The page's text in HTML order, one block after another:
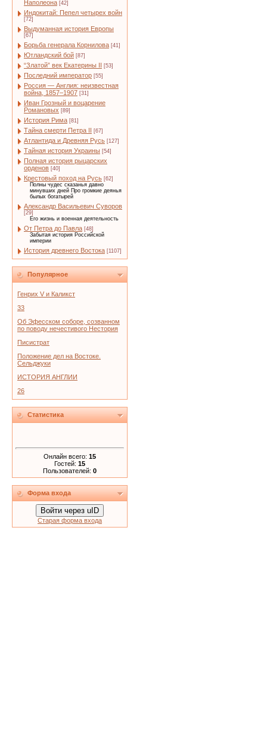
Наполеона [42]
Индокитай: Пепел четырех войн
[72]
Выдуманная история Европы
[67]
Борьба генерала Корнилова [41]
Ютландский бой [87]
“Златой” век Екатерины II [53]
Последний император [55]
Россия — Англия: неизвестная
война, 1857–1907 [31]
Иван Грозный и воцарение
Романовых [89]
История Рима [81]
Тайна смерти Петра II [67]
Атлантида и Древняя Русь [127]
Тайная история Украины [54]
Полная история рыцарских
орденов [40]
Крестовый поход на Русь [62]
Полны чудес сказанья давно
минувших дней Про громкие деянья
былых богатырей
Александр Васильевич Суворов
[29]
Его жизнь и военная деятельность
От Петра до Павла [48]
Забытая история Российской
империи
История древнего Востока [1107]
Популярное
Генрих V и Каликст
33
Об Эфесском соборе, созванном
по поводу нечестивого Нестория
Писистрат
Положение дел на Востоке.
Сельджуки
ИСТОРИЯ АНГЛИИ
26
Статистика
Онлайн всего: 15
Гостей: 15
Пользователей: 0
Форма входа
Войти через uID
Старая форма входа